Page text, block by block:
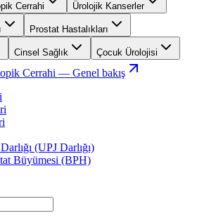
Cerrahi Ürolojik Kanserler
Prostat Hastalıkları
Cinsel Sağlık Çocuk Ürolojisi
Cerrahi — Genel bakış
(UPJ Darlığı)
Büyümesi (BPH)